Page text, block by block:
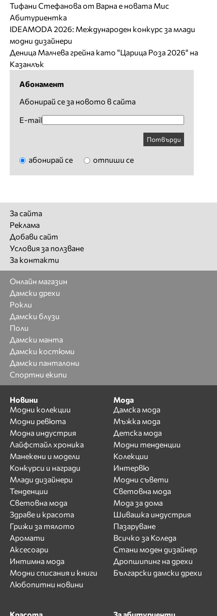
Тифани Стефанова от Варна е новата Мис
Абитуриентка
IDEAMODA 2026: Международен конкурс за млади
модни дизайнери
Деница Малчева грейна като "Царица Роза 2026" на
Казанлък
Абонамент
Абонирай се за новото в сайта
E-mail
Потвърди
абонирай се отпиши се
За сайта
Реклама
Добави сайт
Условия за ползване
За контакти
Онлайн магазин
Дамски дрехи
Рокли
Дамски блузи
Поли
Дамски манта
Дамски костюми
Дамски панталони
Спортни екипи
Новини
Модни колекции
Модни ревюта
Модна индустрия
Лайфстайл хроника
Манекени и модели
Конкурси и награди
Млади дизайнери
Тенденции
Световна мода
Здраве и красота
Грижи за тялото
Аромати
Аксесоари
Интимна мода
Модни списания и книги
Любопитни новини
Мода
Дамска мода
Мъжка мода
Детска мода
Модни тенденции
Колекции
Интервю
Модни съвети
Световна мода
Мода за дома
Шивашка индустрия
Пазаруване
Всичко за Коледа
Стани моден дизайнер
Дропшипинг на дрехи
Български дамски дрехи